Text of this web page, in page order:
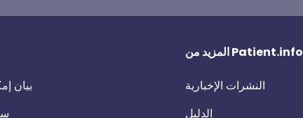
بيان
المزيد من Patient.info
النشرات الإخبارية
الدليل